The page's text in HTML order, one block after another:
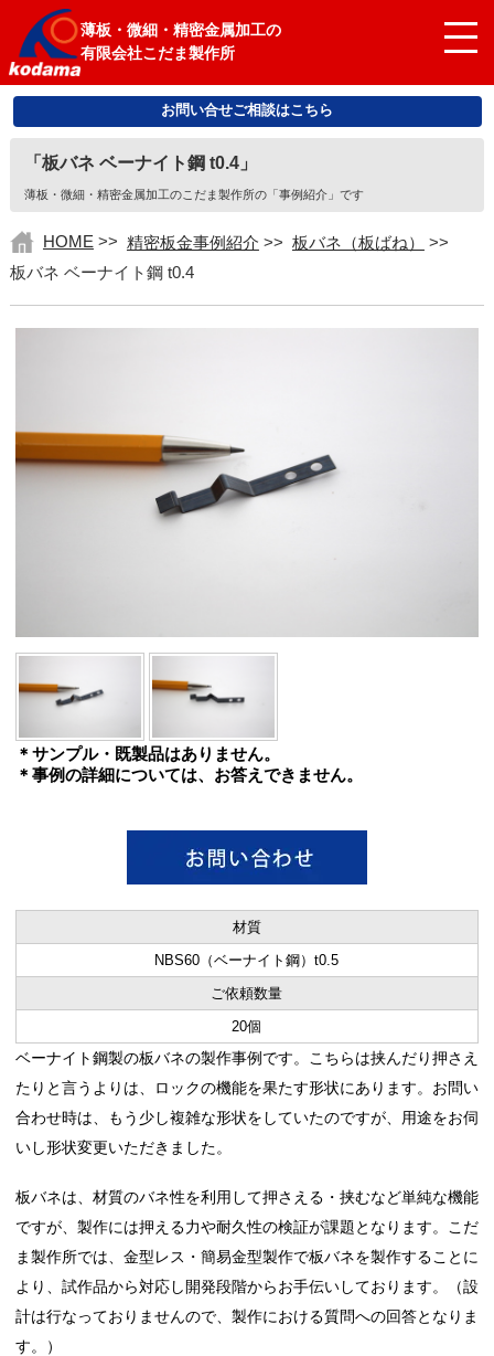
薄板・微細・精密金属加工の
有限会社こだま製作所
お問い合せご相談はこちら
「板バネ ベーナイト鋼 t0.4」
薄板・微細・精密金属加工のこだま製作所の「事例紹介」です
HOME >> 精密板金事例紹介 >> 板バネ（板ばね）
>>
板バネ ベーナイト鋼 t0.4
＊サンプル・既製品はありません。
＊事例の詳細については、お答えできません。
材質
NBS60（ベーナイト鋼）t0.5
ご依頼数量
20個
ベーナイト鋼製の板バネの製作事例です。こちらは挟んだり押さえ
たりと言うよりは、ロックの機能を果たす形状にあります。お問い
合わせ時は、もう少し複雑な形状をしていたのですが、用途をお伺
いし形状変更いただきました。
板バネは、材質のバネ性を利用して押さえる・挟むなど単純な機能
ですが、製作には押える力や耐久性の検証が課題となります。こだ
ま製作所では、金型レス・簡易金型製作で板バネを製作することに
より、試作品から対応し開発段階からお手伝いしております。（設
計は行なっておりませんので、製作における質問への回答となりま
す。）